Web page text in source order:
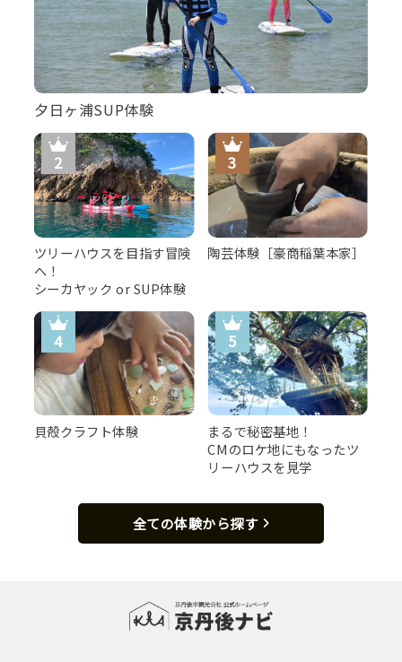
夕日ヶ浦SUP体験
ツリーハウスを目指す冒険
へ！
シーカヤック or SUP体験
陶芸体験［豪商稲葉本家］
貝殻クラフト体験
まるで秘密基地！
CMのロケ地にもなったツ
リーハウスを見学
全ての体験から探す